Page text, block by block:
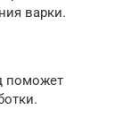
варки.
поможет